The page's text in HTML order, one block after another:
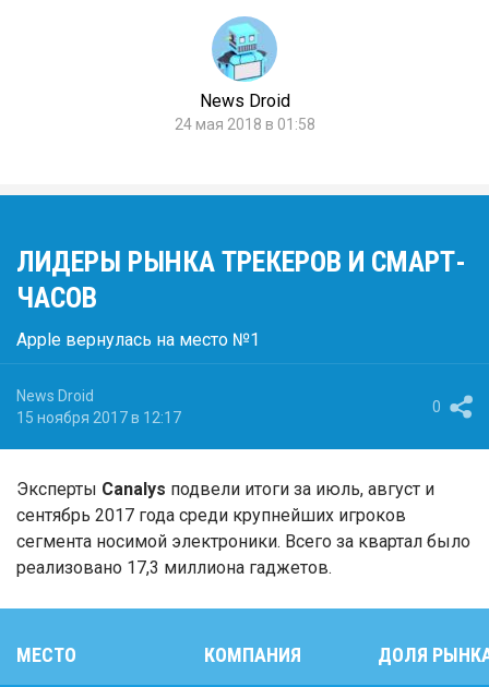
News Droid
24 мая 2018 в 01:58
ЛИДЕРЫ РЫНКА ТРЕКЕРОВ И СМАРТ-
ЧАСОВ
Apple вернулась на место №1
News Droid
15 ноября 2017 в 12:17
0
Эксперты Canalys подвели итоги за июль, август и
сентябрь 2017 года среди крупнейших игроков
сегмента носимой электроники. Всего за квартал было
реализовано 17,3 миллиона гаджетов.
МЕСТО КОМПАНИЯ ДОЛЯ